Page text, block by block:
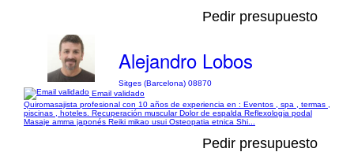
Pedir presupuesto
Alejandro Lobos
Sitges (Barcelona) 08870
Email validado
Quiromasajista profesional con 10 años de experiencia en : Eventos , spa , termas ,
piscinas , hoteles. Recuperación muscular Dolor de espalda Reflexologia podal
Masaje amma japonés Reiki mikao usui Osteopatia etnica Shi...
Pedir presupuesto